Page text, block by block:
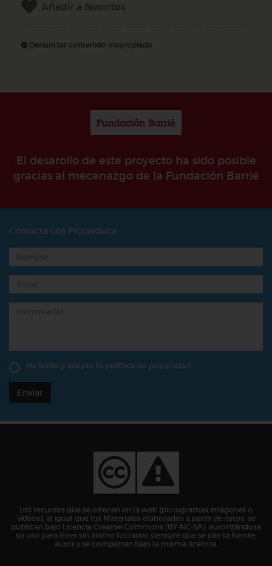
Añadir a favoritos
Denunciar contenido inapropiado
El desarollo de este proyecto ha sido posible
gracias al mecenazgo de la Fundación Barrié
Contacta con Pictoeduca
He leído y acepto la política de privacidad
Enviar
Los recursos que se ofrecen en la web (pictogramas,imágenes o
vídeos), al igual que los Materiales elaborados a partir de éstos, se
publican bajo Licencia Creative Commons (BY-NC-SA), autorizándose
su uso para fines sin ánimo lucrativo siempre que se cite la fuente,
autor y se compartan bajo la misma licencia.